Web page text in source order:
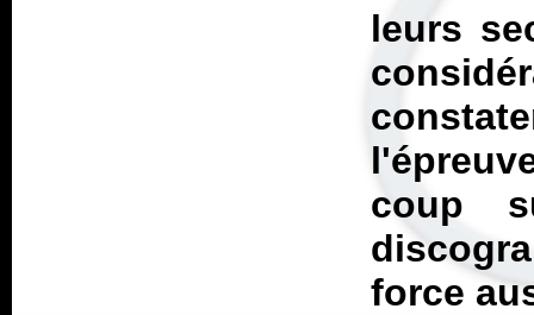
leurs
coup
force